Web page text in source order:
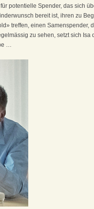
potentielle Spender, das sich
bereit ist, ihren zu
treffen, einen Samenspender,
zu sehen, setzt sich Isa
…